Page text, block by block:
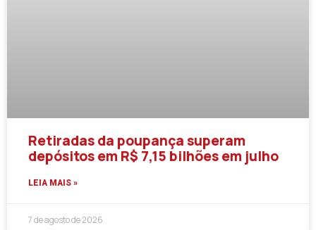
Retiradas da poupança superam
depósitos em R$ 7,15 bilhões em julho
LEIA MAIS »
7 de agosto de 2026